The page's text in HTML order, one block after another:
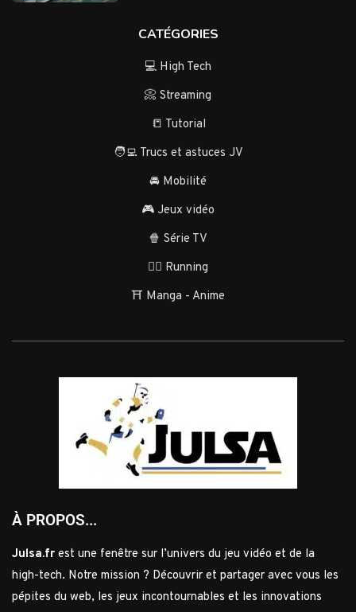
CATÉGORIES
💻 High Tech
📀 Streaming
📒 Tutorial
🧑‍💻 Trucs et astuces JV
🚘 Mobilité
🎮 Jeux vidéo
🍿 Série TV
🏃‍♂️ Running
⛩️ Manga - Anime
À PROPOS...
Julsa.fr est une fenêtre sur l’univers du jeu vidéo et de la
high-tech. Notre mission ? Découvrir et partager avec vous les
pépites du web, les jeux incontournables et les innovations